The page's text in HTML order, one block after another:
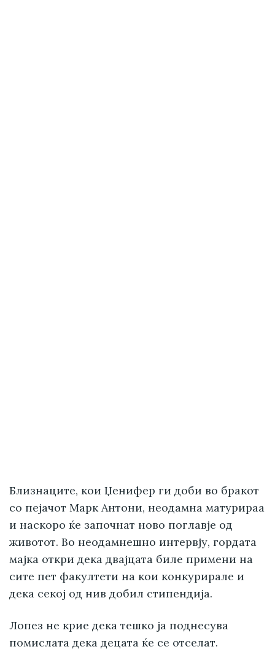
Близнаците, кои Џенифер ги доби во бракот
со пејачот Марк Антони, неодамна матурираа
и наскоро ќе започнат ново поглавје од
животот. Во неодамнешно интервју, гордата
мајка откри дека двајцата биле примени на
сите пет факултети на кои конкурирале и
дека секој од нив добил стипендија.
Лопез не крие дека тешко ја поднесува
помислата дека децата ќе се отселат.